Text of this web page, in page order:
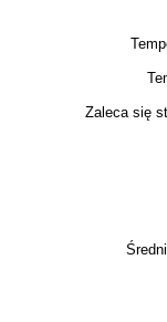
Zaleca się